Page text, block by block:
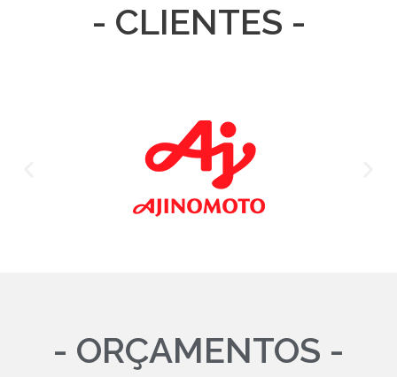
- CLIENTES -
- ORÇAMENTOS -